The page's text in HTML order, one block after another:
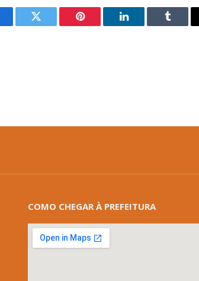
Twitter Pinterest LinkedIn Tumblr
COMO CHEGAR À PREFEITURA